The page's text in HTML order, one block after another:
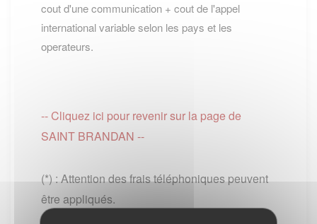
cout d'une communication + cout de l'appel
international variable selon les pays et les
operateurs.
-- Cliquez ici pour revenir sur la page de
SAINT BRANDAN --
(*) : Attention des frais téléphoniques peuvent
être appliqués.
PS : Le site www.lescommunes.com n'a aucun